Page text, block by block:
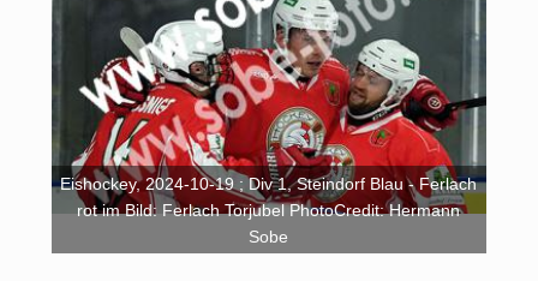
Eishockey, 2024-10-19 ; Div 1, Steindorf Blau - Ferlach
rot im Bild: Ferlach Torjubel PhotoCredit: Hermann
Sobe